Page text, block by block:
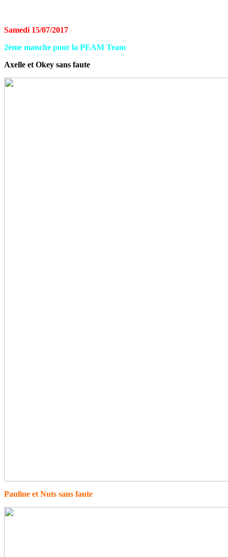
Samedi 15/07/2017
2ème manche pour la PEAM Team
Axelle et Okey sans faute
Pauline et Nuts sans faute